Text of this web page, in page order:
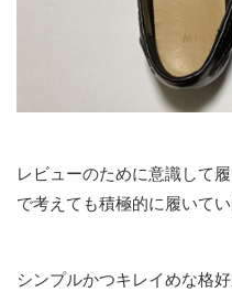
レビューのために意識して
で考えても積極的に履いて
シンプルかつキレイめな格